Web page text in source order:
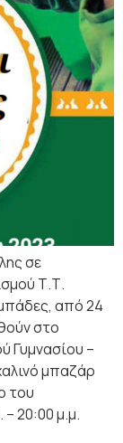
σε
Τ.Τ.
από 24
στο
Γυμνασίου –
μπαζάρ
του
20:00 μ.μ.